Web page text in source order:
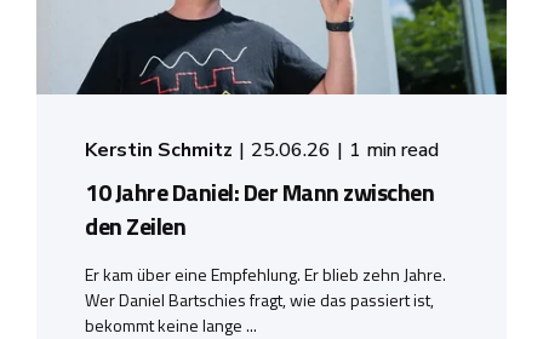
Kerstin Schmitz 25.06.26 1 min read
10 Jahre Daniel: Der Mann zwischen
den Zeilen
Er kam über eine Empfehlung. Er blieb zehn Jahre.
Wer Daniel Bartschies fragt, wie das passiert ist,
bekommt keine lange ...